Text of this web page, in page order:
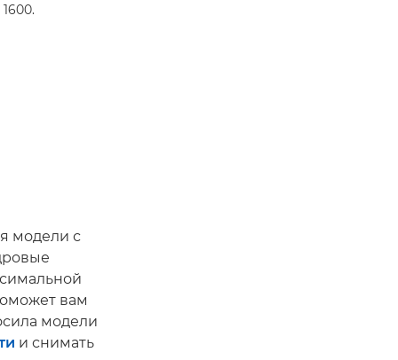
модели с
вам
модели
и снимать